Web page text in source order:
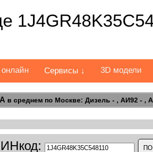
Сервисы ↓ 3D модели
в среднем по Москве: Дизель - , АИ92 - ,